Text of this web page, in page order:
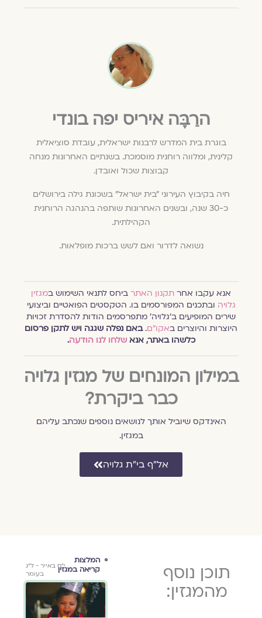
הרַבָּה איריס יפה בונדי
בוגרת בית המדרש לרבנות ישראלית, עובדת סוציאלית
קלינית, ומלווה רוחנית מוסמכת. בשנתיים האחרונות מנחה
קבוצות שכול ואובדן.
חיה בקיבוץ העירוני ״בית ישראל״ בשכונת גילה בירושלים
כ-30 שנה, ובשנים האחרונות שותפה בהנהגה הרוחנית
הקהילתית.
נשואה לדרור ואם לשש ברכות מופלאות.
אנא עקבו אחרתקנון האתרביחס לתנאי השימוש ב מגזין
גלויהובתכנים המפורסמים בו. הטקסטים הפואטיים וביצועי
שירים המופיעים ב׳גלויה׳ מתפרסמים הודות להסדרת זכויות
היוצרות והיוצרים ב אקו״ם.באם נפלה שגגה ויש לתקן פרסום
כלשהו באתר, אנאשלחו לנו הודעה.
במילון המונחים של מגזין גלויה
כבר ביקרת?
האינדקס שיוביל אותך לנושאים נוספים שנכתב עליהם
במגזין.
אל״ף בי״ת גלויה
תוכן נוסף
מהמגזין:
תשפ״ד
מאת
צוות גלויה
"זמן להתחיל
המלצות
קריאה במגזיןי״ח באייר - ל״ג
בעומר